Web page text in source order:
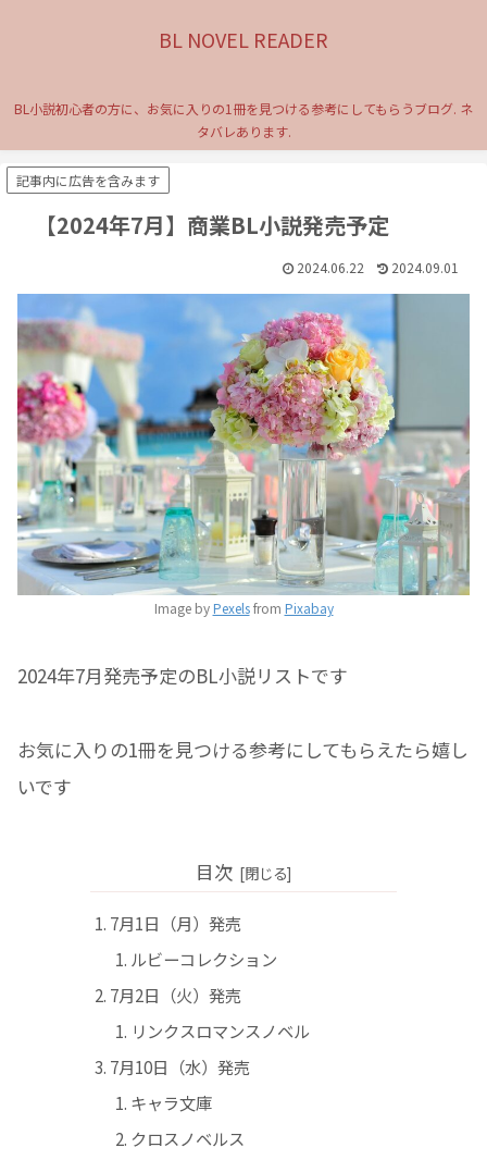
BL NOVEL READER
BL小説初心者の方に、お気に入りの1冊を見つける参考にしてもらうブログ. ネ
タバレあります.
記事内に広告を含みます
【2024年7月】商業BL小説発売予定
2024.06.22 2024.09.01
Image byPexelsfrom Pixabay
2024年7月発売予定のBL小説リストです
お気に入りの1冊を見つける参考にしてもらえたら嬉し
いです
目次
7月1日（月）発売
ルビーコレクション
7月2日（火）発売
リンクスロマンスノベル
7月10日（水）発売
キャラ文庫
クロスノベルス